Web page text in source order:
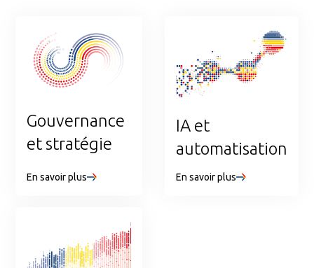
Gouvernance
et stratégie
En savoir plus
IA et
automatisation
En savoir plus